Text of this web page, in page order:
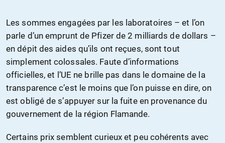
Les sommes engagées par les laboratoires – et l’on
parle d’un emprunt de Pfizer de 2 milliards de dollars –
en dépit des aides qu’ils ont reçues, sont tout
simplement colossales. Faute d’informations
officielles, et l’UE ne brille pas dans le domaine de la
transparence c’est le moins que l’on puisse en dire, on
est obligé de s’appuyer sur la fuite en provenance du
gouvernement de la région Flamande.
Certains prix semblent curieux et peu cohérents avec